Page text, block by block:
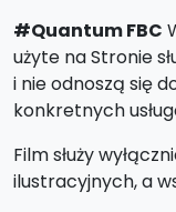
#Quantum FBC
użyte na Stronie
i nie odnoszą się
konkretnych
Film służy
ilustracyjnych, a